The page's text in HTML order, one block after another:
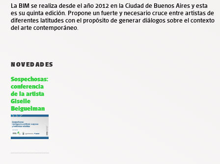
La BIM se realiza desde el año 2012 en la Ciudad de Buenos Aires y esta
es su quinta edición. Propone un fuerte y necesario cruce entre artistas de
diferentes latitudes con el propósito de generar diálogos sobre el contexto
del arte contemporáneo.
NOVEDADES
Sospechosas:
conferencia
de la artista
Giselle
Beiguelman